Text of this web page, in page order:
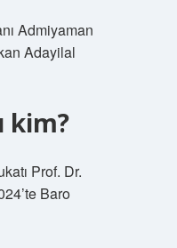
Admiyaman
Adayilal
kim?
Prof. Dr.
Baro